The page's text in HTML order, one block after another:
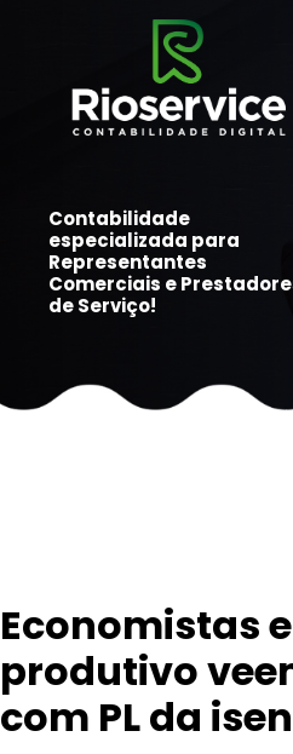
Contabilidade
especializada para
Representantes
Comerciais e
de Serviço!
Economistas
produtivo
com PL da